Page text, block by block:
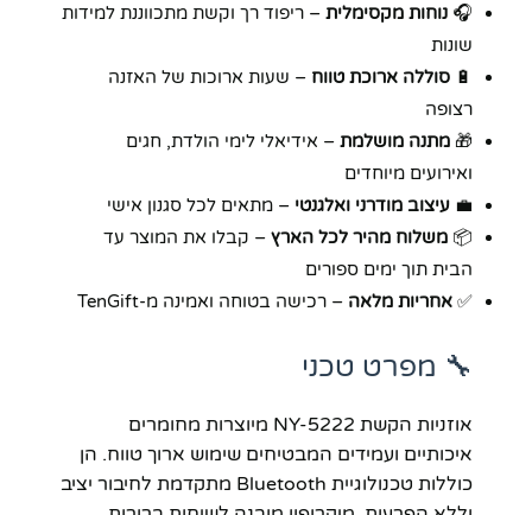
🎧 נוחות מקסימלית – ריפוד רך וקשת מתכווננת למידות
שונות
🔋 סוללה ארוכת טווח – שעות ארוכות של האזנה
רצופה
🎁 מתנה מושלמת – אידיאלי לימי הולדת, חגים
ואירועים מיוחדים
💼 עיצוב מודרני ואלגנטי – מתאים לכל סגנון אישי
📦 משלוח מהיר לכל הארץ – קבלו את המוצר עד
הבית תוך ימים ספורים
✅ אחריות מלאה – רכישה בטוחה ואמינה מ-TenGift
🔧 מפרט טכני
אוזניות הקשת NY-5222 מיוצרות מחומרים
איכותיים ועמידים המבטיחים שימוש ארוך טווח. הן
כוללות טכנולוגיית Bluetooth מתקדמת לחיבור יציב